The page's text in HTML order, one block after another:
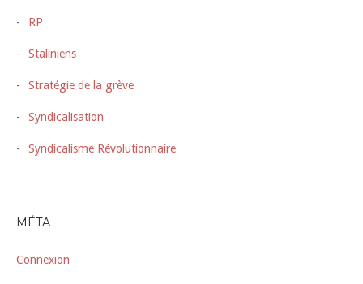
RP
Staliniens
Stratégie de la grève
Syndicalisation
Syndicalisme Révolutionnaire
MÉTA
Connexion